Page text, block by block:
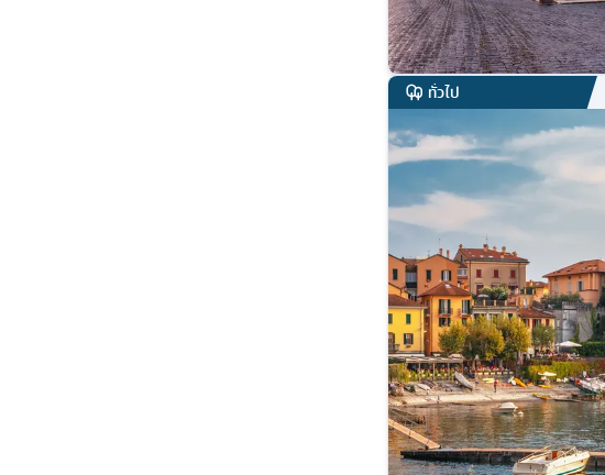
ทั่วไป